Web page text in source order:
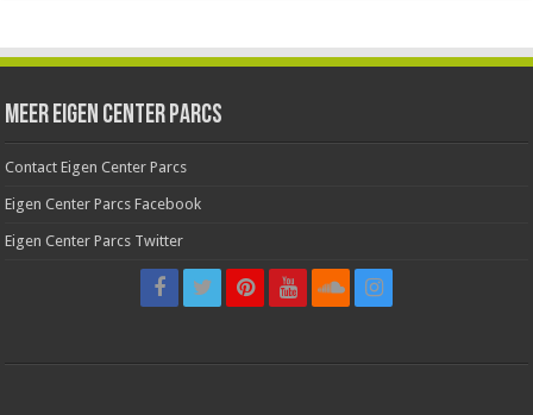
Meer Eigen Center Parcs
Contact Eigen Center Parcs
Eigen Center Parcs Facebook
Eigen Center Parcs Twitter